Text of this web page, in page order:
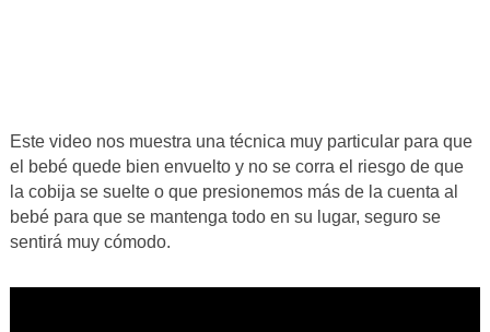
Este video nos muestra una técnica muy particular para que
el bebé quede bien envuelto y no se corra el riesgo de que
la cobija se suelte o que presionemos más de la cuenta al
bebé para que se mantenga todo en su lugar, seguro se
sentirá muy cómodo.